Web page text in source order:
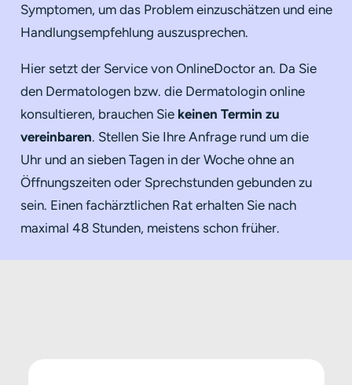
Symptomen, um das Problem einzuschätzen und eine
Handlungsempfehlung auszusprechen.
Hier setzt der Service von OnlineDoctor an. Da Sie
den Dermatologen bzw. die Dermatologin online
konsultieren, brauchen Sie keinen Termin zu
vereinbaren. Stellen Sie Ihre Anfrage rund um die
Uhr und an sieben Tagen in der Woche ohne an
Öffnungszeiten oder Sprechstunden gebunden zu
sein. Einen fachärztlichen Rat erhalten Sie nach
maximal 48 Stunden, meistens schon früher.